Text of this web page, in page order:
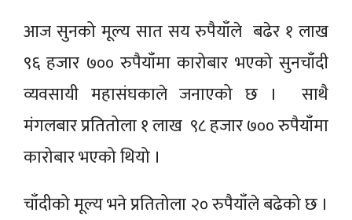
आज सुनको मूल्य सात सय रुपैयाँले बढेर १ लाख
९६ हजार ७०० रुपैयाँमा कारोबार भएको सुनचाँदी
व्यवसायी महासंघकाले जनाएको छ । साथै
मंगलबार प्रतितोला १ लाख ९८ हजार ७०० रुपैयाँमा
कारोबार भएको थियो ।
चाँदीको मूल्य भने प्रतितोला २० रुपैयाँले बढेको छ ।